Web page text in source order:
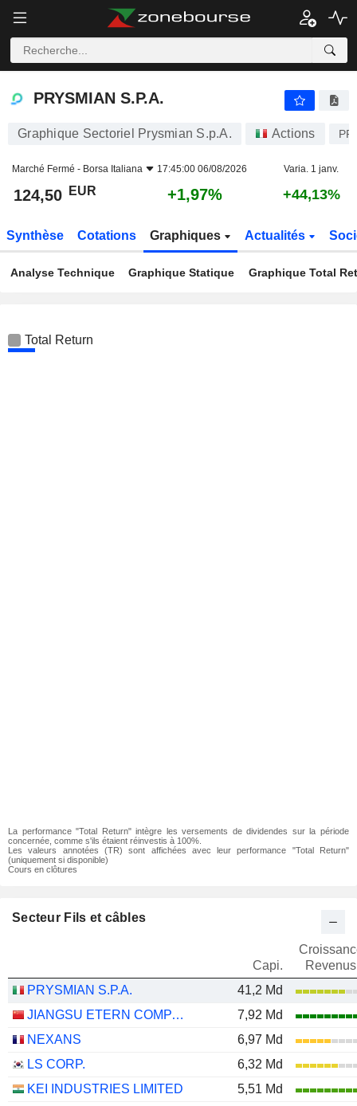
PRYSMIAN S.P.A.
PRYSMIAN S.P.A.
Graphique Sectoriel Prysmian S.p.A. Actions
Marché Fermé - Borsa Italiana 17:45:00 06/08/2026 Varia. 1 janv.
124,50 EUR +1,97% +44,13%
Synthèse Cotations Graphiques Actualités
Analyse Technique Graphique Statique Graphique Total
Total Return
La performance "Total Return" intègre les versements de dividendes sur la période
concernée, comme s'ils étaient réinvestis à 100%.
Les valeurs annotées (TR) sont affichées avec leur performance "Total Return"
(uniquement si disponible)
Cours en clôtures
Secteur Fils et câbles
Capi.
Revenus
PRYSMIAN S.P.A.
41,2 Md
JIANGSU ETERN COMPANY LIMITED
7,92 Md
NEXANS
6,97 Md
LS CORP.
6,32 Md
KEI INDUSTRIES LIMITED
5,51 Md